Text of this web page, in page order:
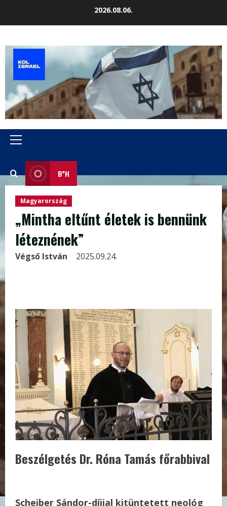
2026.08.06.
Primary
B”H
Magyarország
„Mintha eltűnt életek is bennünk
léteznének”
Végső István 2025.09.24.
Beszélgetés Dr. Róna Tamás főrabbival
Scheiber Sándor-díjjal kitüntetett neológ